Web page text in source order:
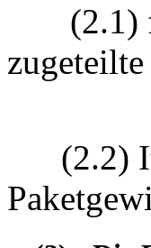
(2.1)
(2.2)